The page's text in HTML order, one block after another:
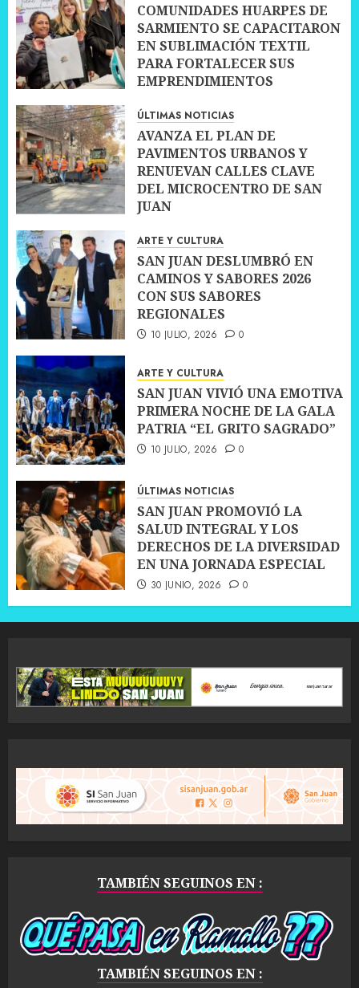
COMUNIDADES HUARPES DE
SARMIENTO SE CAPACITARON
EN SUBLIMACIÓN TEXTIL
PARA FORTALECER SUS
EMPRENDIMIENTOS
ÚLTIMAS NOTICIAS
AVANZA EL PLAN DE
PAVIMENTOS URBANOS Y
RENUEVAN CALLES CLAVE
DEL MICROCENTRO DE SAN
JUAN
ARTE Y CULTURA
SAN JUAN DESLUMBRÓ EN
CAMINOS Y SABORES 2026
CON SUS SABORES
REGIONALES
10 JULIO, 2026 0
ARTE Y CULTURA
SAN JUAN VIVIÓ UNA EMOTIVA
PRIMERA NOCHE DE LA GALA
PATRIA “EL GRITO SAGRADO”
10 JULIO, 2026 0
ÚLTIMAS NOTICIAS
SAN JUAN PROMOVIÓ LA
SALUD INTEGRAL Y LOS
DERECHOS DE LA DIVERSIDAD
EN UNA JORNADA ESPECIAL
30 JUNIO, 2026 0
TAMBIÉN SEGUINOS EN :
TAMBIÉN SEGUINOS EN :